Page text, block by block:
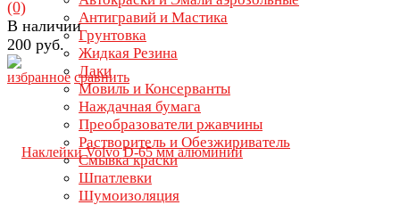
Антигравий и Мастика
Грунтовка
Жидкая Резина
Лаки
Мовиль и Консерванты
Наждачная бумага
Преобразователи ржавчины
Растворитель и Обезжириватель
Смывка краски
Шпатлевки
Шумоизоляция
избранное сравнить
(0)
В наличии
200 руб.